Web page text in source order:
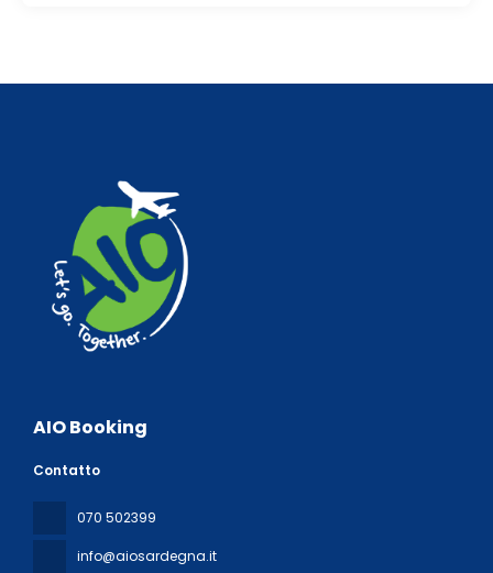
AIO Booking
Contatto
070 502399
info@aiosardegna.it